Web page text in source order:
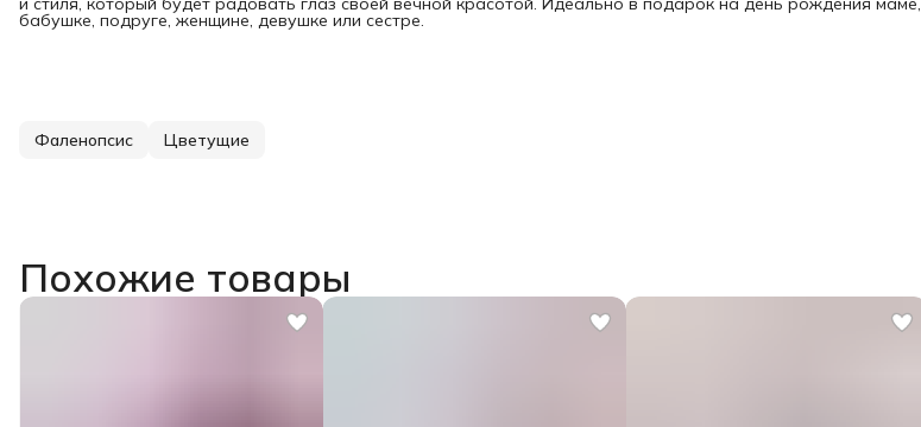
бабушке, подруге, женщине, девушке или сестре.
Фаленопсис Цветущие
Похожие товары